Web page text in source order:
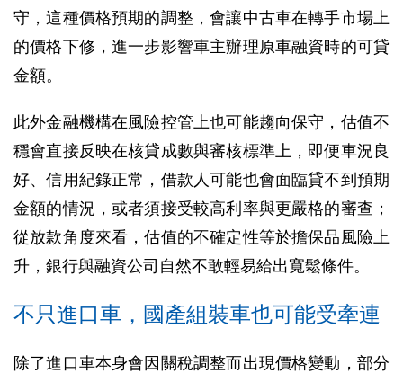
守，這種價格預期的調整，會讓中古車在轉手市場上
的價格下修，進一步影響車主辦理原車融資時的可貸
金額。
此外金融機構在風險控管上也可能趨向保守，估值不
穩會直接反映在核貸成數與審核標準上，即便車況良
好、信用紀錄正常，借款人可能也會面臨貸不到預期
金額的情況，或者須接受較高利率與更嚴格的審查；
從放款角度來看，估值的不確定性等於擔保品風險上
升，銀行與融資公司自然不敢輕易給出寬鬆條件。
不只進口車，國產組裝車也可能受牽連
除了進口車本身會因關稅調整而出現價格變動，部分